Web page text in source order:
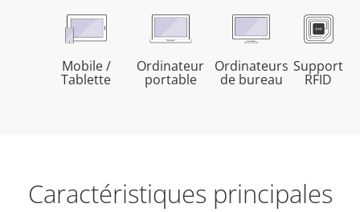
Mobile /
Tablette
Ordinateur
portable
Ordinateurs
de bureau
Support
RFID
Caractéristiques principales